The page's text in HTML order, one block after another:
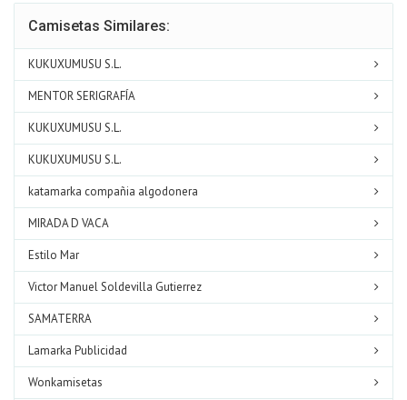
Camisetas Similares:
KUKUXUMUSU S.L.
MENTOR SERIGRAFÍA
KUKUXUMUSU S.L.
KUKUXUMUSU S.L.
katamarka compañia algodonera
MIRADA D VACA
Estilo Mar
Victor Manuel Soldevilla Gutierrez
SAMATERRA
Lamarka Publicidad
Wonkamisetas